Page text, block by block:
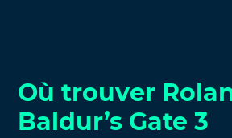
Où trouver
Baldur’s Gate 3